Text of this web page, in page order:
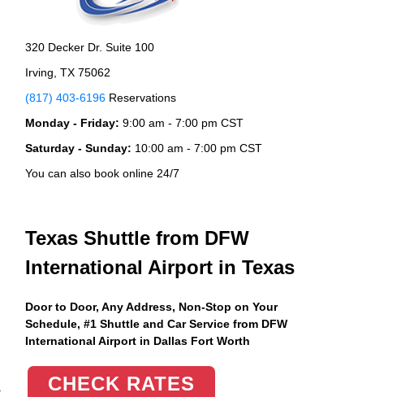
320 Decker Dr. Suite 100
Irving, TX 75062
(817) 403-6196 Reservations
Monday - Friday: 9:00 am - 7:00 pm CST
Saturday - Sunday: 10:00 am - 7:00 pm CST
You can also book online 24/7
Texas Shuttle from DFW
International Airport in Texas
Door to Door, Any Address, Non-Stop on Your
Schedule, #1 Shuttle and Car Service from DFW
International Airport in Dallas Fort Worth
CHECK RATES